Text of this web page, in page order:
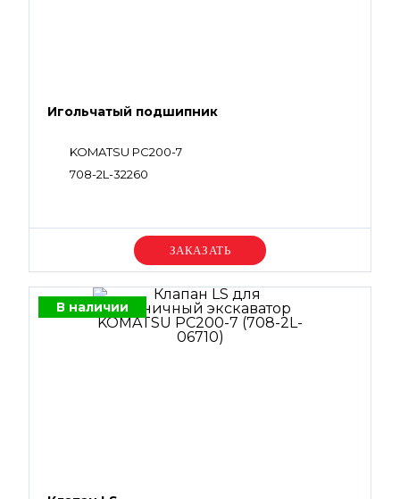
Игольчатый подшипник
KOMATSU PC200-7
708-2L-32260
Уточняйте цену
В наличии